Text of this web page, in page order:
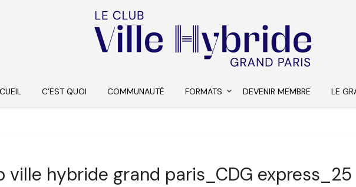
C’EST QUOI COMMUNAUTÉ FORMATS DEVENIR MEMBRE LE
ville hybride grand paris_CDG